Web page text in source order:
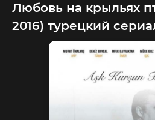
Любовь на крыльях
2016) турецкий